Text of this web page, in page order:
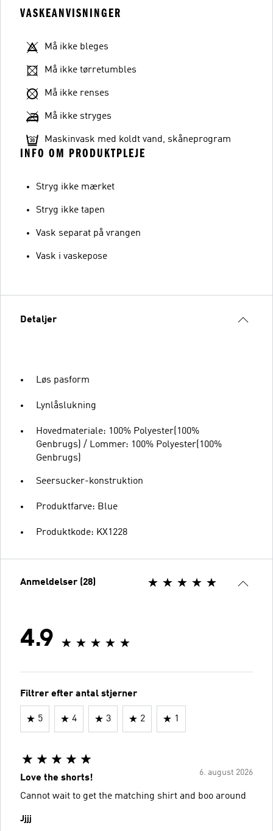
VASKEANVISNINGER
Må ikke bleges
Må ikke tørretumbles
Må ikke renses
Må ikke stryges
Maskinvask med koldt vand, skåneprogram
INFO OM PRODUKTPLEJE
Stryg ikke mærket
Stryg ikke tapen
Vask separat på vrangen
Vask i vaskepose
Detaljer
Løs pasform
Lynlåslukning
Hovedmateriale: 100% Polyester(100%
Genbrugs) / Lommer: 100% Polyester(100%
Genbrugs)
Seersucker-konstruktion
Produktfarve: Blue
Produktkode: KX1228
Anmeldelser (28)
4.9
Filtrer efter antal stjerner
5 4 3 2 1
6. august 2026
Love the shorts!
Cannot wait to get the matching shirt and boo around
Jjjj